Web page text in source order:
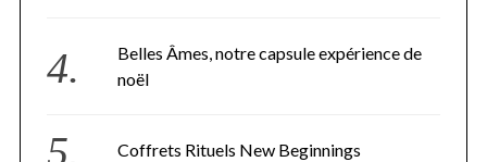
Belles Âmes, notre capsule expérience de
noël
Coffrets Rituels New Beginnings